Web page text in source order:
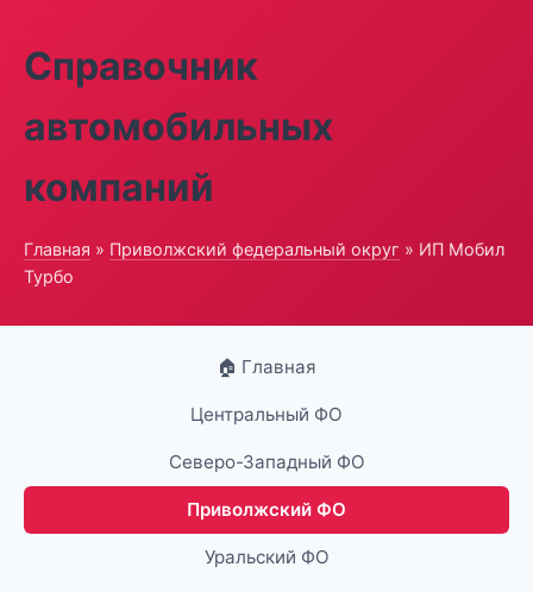
Справочник
автомобильных
компаний
Главная » Приволжский федеральный округ » ИП Мобил
Турбо
🏠 Главная
Центральный ФО
Северо-Западный ФО
Приволжский ФО
Уральский ФО